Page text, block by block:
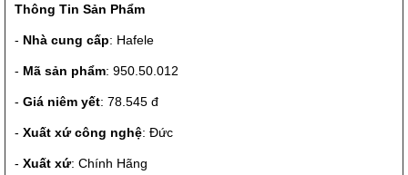
Thông Tin Sản Phẩm
- Nhà cung cấp: Hafele
- Mã sản phẩm: 950.50.012
- Giá niêm yết: 78.545 đ
- Xuất xứ công nghệ: Đức
- Xuất xứ: Chính Hãng